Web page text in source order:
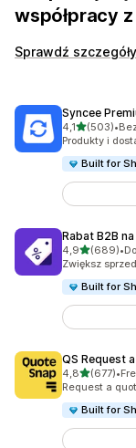
współpracy
Sprawdź szczegóły
Syncee
4,1na 5(503)
Łączna liczba
•
Produkty i
Built for
Rabat B2B
4,9na 5(689)
Łączna liczba
•
Zwiększ
Built for
QS Request
4,8na 5(677)
Łączna liczba
•
Request a
Built for